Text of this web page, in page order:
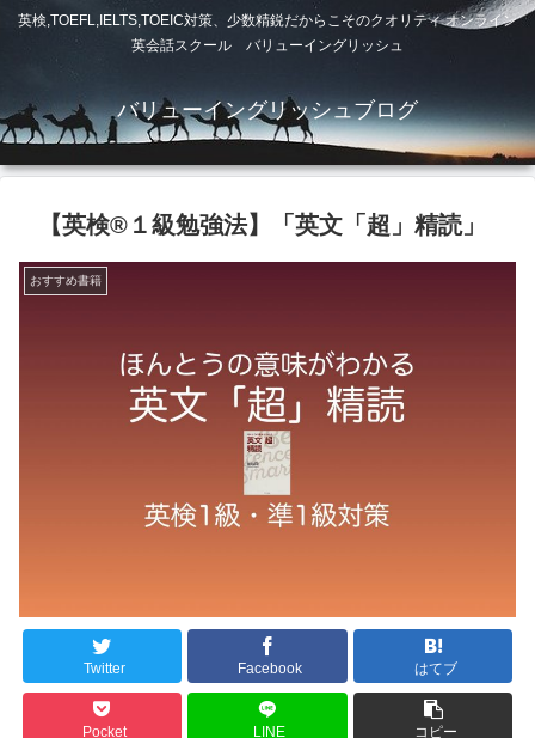
英検,TOEFL,IELTS,TOEIC対策、少数精鋭だからこそのクオリティ オンライン
英会話スクール バリューイングリッシュ
バリューイングリッシュブログ
【英検®️１級勉強法】「英文「超」精読」
おすすめ書籍
Twitter Facebook はてブ
Pocket LINE コピー